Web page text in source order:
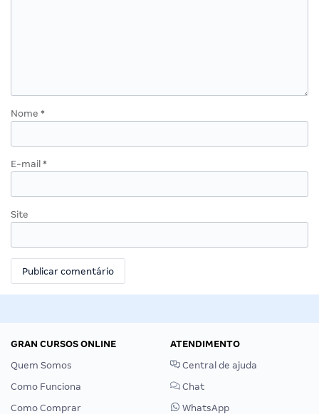
Nome *
E-mail *
Site
GRAN CURSOS ONLINE
Quem Somos
Como Funciona
Como Comprar
ATENDIMENTO
Central de ajuda
Chat
WhatsApp